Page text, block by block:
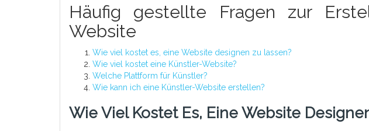
Häufig gestellte Fragen zur
Website
Wie viel kostet es, eine Website designen zu lassen?
Wie viel kostet eine Künstler-Website?
Welche Plattform für Künstler?
Wie kann ich eine Künstler-Website erstellen?
Wie Viel Kostet Es, Eine Website